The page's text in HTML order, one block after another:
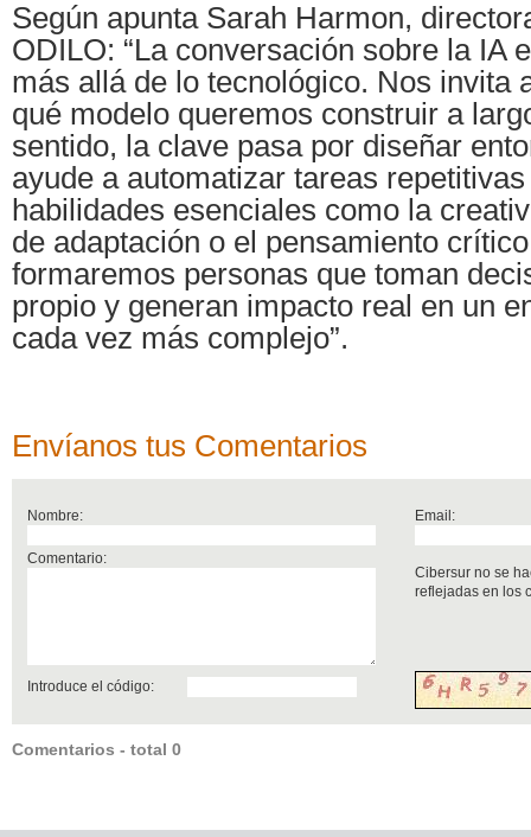
Según apunta Sarah Harmon,
ODILO: “La conversación sobre la IA
más allá de lo tecnológico. Nos invita
qué modelo queremos construir a
sentido, la clave pasa por diseñar
ayude a automatizar tareas
habilidades esenciales como la
de adaptación o el pensamiento
formaremos personas que toman
propio y generan impacto real en un
cada vez más complejo”.
Envíanos tus Comentarios
Nombre: Email:
Comentario:
Cibersur no se
reflejadas en los
Introduce el código:
Comentarios - total 0